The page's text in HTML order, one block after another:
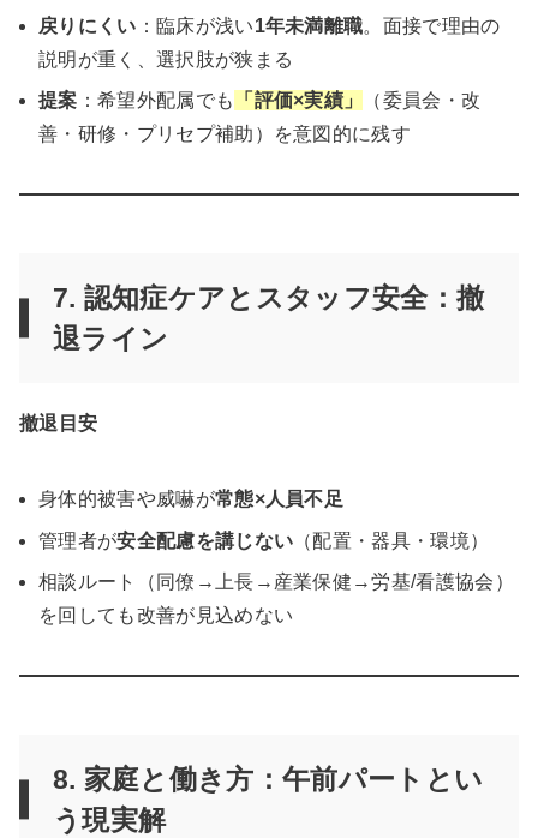
戻りにくい ：臨床が浅い1年未満離職。面接で理由の
説明が重く、選択肢が狭まる
提案 ：希望外配属でも 「評価×実績」
（委員会・改
善・研修・プリセプ補助）を意図的に残す
7. 認知症ケアとスタッフ安全：撤
退ライン
撤退目安
身体的被害や威嚇が常態×人員不足
管理者が安全配慮を講じない （配置・器具・環境）
相談ルート（同僚→上長→産業保健→労基/看護協会）
を回しても改善が見込めない
8. 家庭と働き方：午前パートとい
う現実解